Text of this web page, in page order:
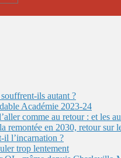
ils autant ?
Académie 2023-24
comme au retour : et les
remontée en 2030, retour sur
l’incarnation ?
trop lentement